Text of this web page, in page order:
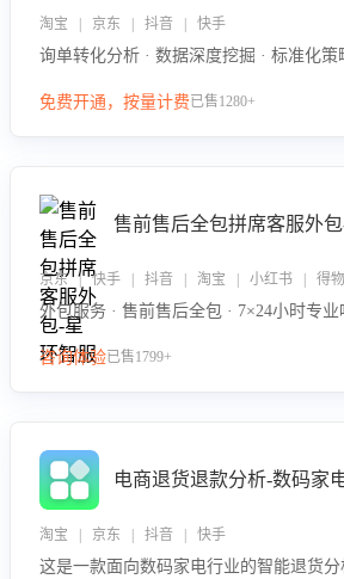
淘宝 | 京东 | 抖音 | 快手
询单转化分析 · 数据深度挖掘 · 标准化策
免费开通，按量计费已售1280+
售前售后全包拼席客服外
京东 | 快手 | 抖音 | 淘宝 | 小红书 | 得
外包服务 · 售前售后全包 · 7×24小时专业
咨询体验已售1799+
电商退货退款分析-数码家
淘宝 | 京东 | 抖音 | 快手
这是一款面向数码家电行业的智能退货